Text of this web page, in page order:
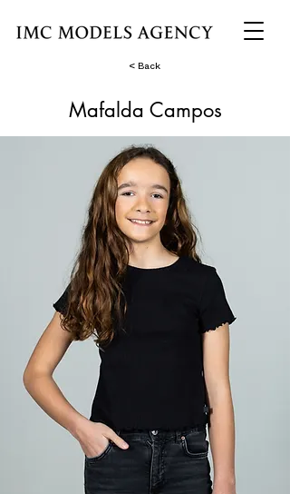
< Back
Mafalda Campos